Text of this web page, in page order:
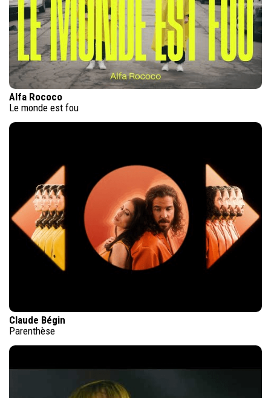
Alfa Rococo
Le monde est fou
Claude Bégin
Parenthèse